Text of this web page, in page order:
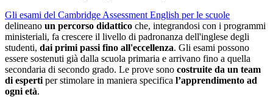
Gli esami del Cambridge Assessment English per le scuole
delineano un percorso didattico che, integrandosi con i programmi
ministeriali, fa crescere il livello di padronanza dell'inglese degli
studenti, dai primi passi fino all'eccellenza. Gli esami possono
essere sostenuti già dalla scuola primaria e arrivano fino a quella
secondaria di secondo grado. Le prove sono costruite da un team
di esperti per stimolare in maniera specifica l’apprendimento ad
ogni età.